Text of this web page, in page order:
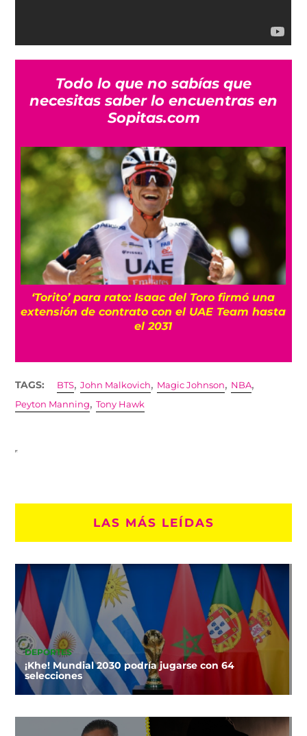
Todo lo que no sabías que
necesitas saber lo encuentras en
Sopitas.com
‘Torito’ para rato: Isaac del Toro firmó una
extensión de contrato con el UAE Team hasta
el 2031
TAGS: BTS,John Malkovich, Magic Johnson, NBA,
Peyton Manning,Tony Hawk
LAS MÁS LEÍDAS
DEPORTES
¡Khe! Mundial 2030 podría jugarse con 64
selecciones